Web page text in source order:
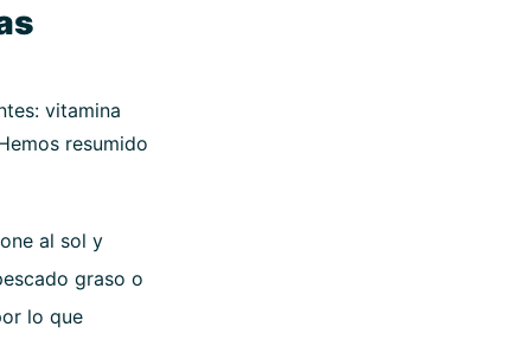
vitamina
resumido
al sol y
graso o
lo que